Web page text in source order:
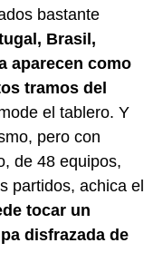
bastante
Brasil,
aparecen como
tramos del
el tablero. Y
pero con
de 48 equipos,
partidos, achica el
tocar un
disfrazada de